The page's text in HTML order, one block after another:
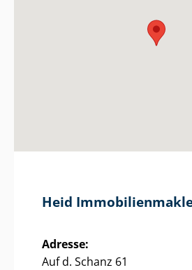
Heid
Adresse:
Auf d. Schanz 61